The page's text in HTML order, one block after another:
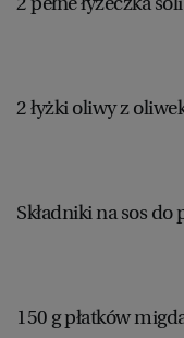
2 łyżki oliwy z
Składniki na sos do
150 g płatków